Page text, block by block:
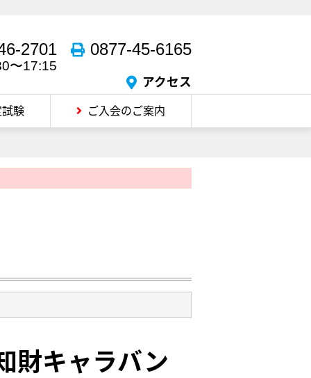
2701
〜17:15
0877-45-6165
アクセス
試験 ご入会のご案内
財キャラバン